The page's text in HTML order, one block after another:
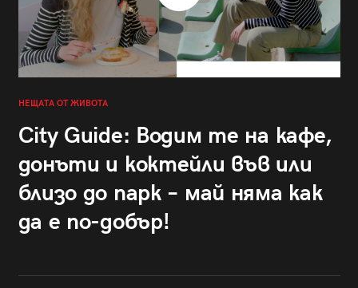
НЕЩАТА ОТ ЖИВОТА
City Guide: Водим те на кафе,
донъти и коктейли във или
близо до парк – май няма как
да е по-добър!